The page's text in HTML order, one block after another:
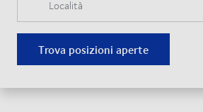
Località
Trova posizioni aperte